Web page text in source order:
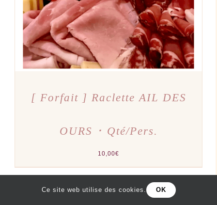
[ Forfait ] Raclette AIL DES
OURS ･ Qté/Pers.
10,00€
Ce site web utilise des cookies. OK